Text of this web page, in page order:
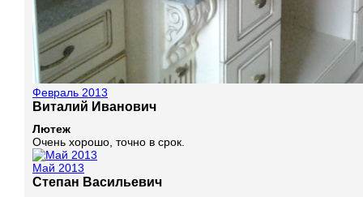
Февраль 2013
Виталий Иванович
Лютеж
Очень хорошо, точно в срок.
Май 2013
Степан Васильевич